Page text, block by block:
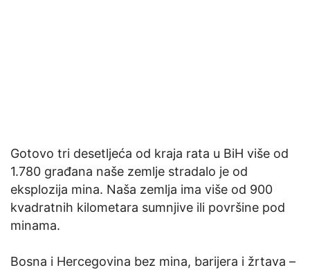
Gotovo tri desetljeća od kraja rata u BiH više od
1.780 građana naše zemlje stradalo je od
eksplozija mina. Naša zemlja ima više od 900
kvadratnih kilometara sumnjive ili površine pod
minama.
Bosna i Hercegovina bez mina, barijera i žrtava –